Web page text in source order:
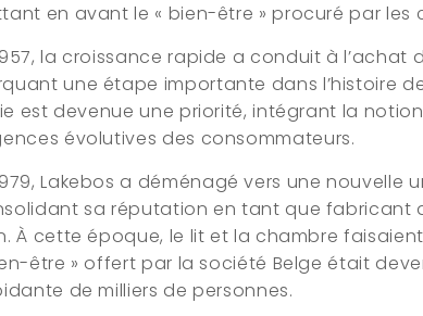
en avant le « bien-être » procuré par les
la croissance rapide a conduit à l’achat
une étape importante dans l’histoire
est devenue une priorité, intégrant la
évolutives des consommateurs.
Lakebos a déménagé vers une nouvelle
sa réputation en tant que fabricant
À cette époque, le lit et la chambre
être » offert par la société Belge était
de milliers de personnes.